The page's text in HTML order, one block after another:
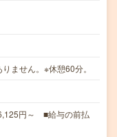
ません。※休憩60分。
円～ ■給与の前払